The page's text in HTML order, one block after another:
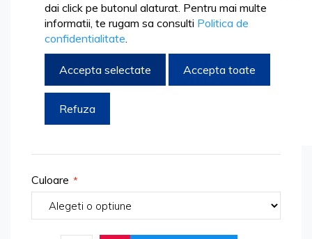
Skip
images
gallery
Culoare
dai click pe butonul alaturat. Pentru mai multe
informatii, te rugam sa consulti Politica de
confidentialitate.
Accepta selectate Accepta toate
Refuza